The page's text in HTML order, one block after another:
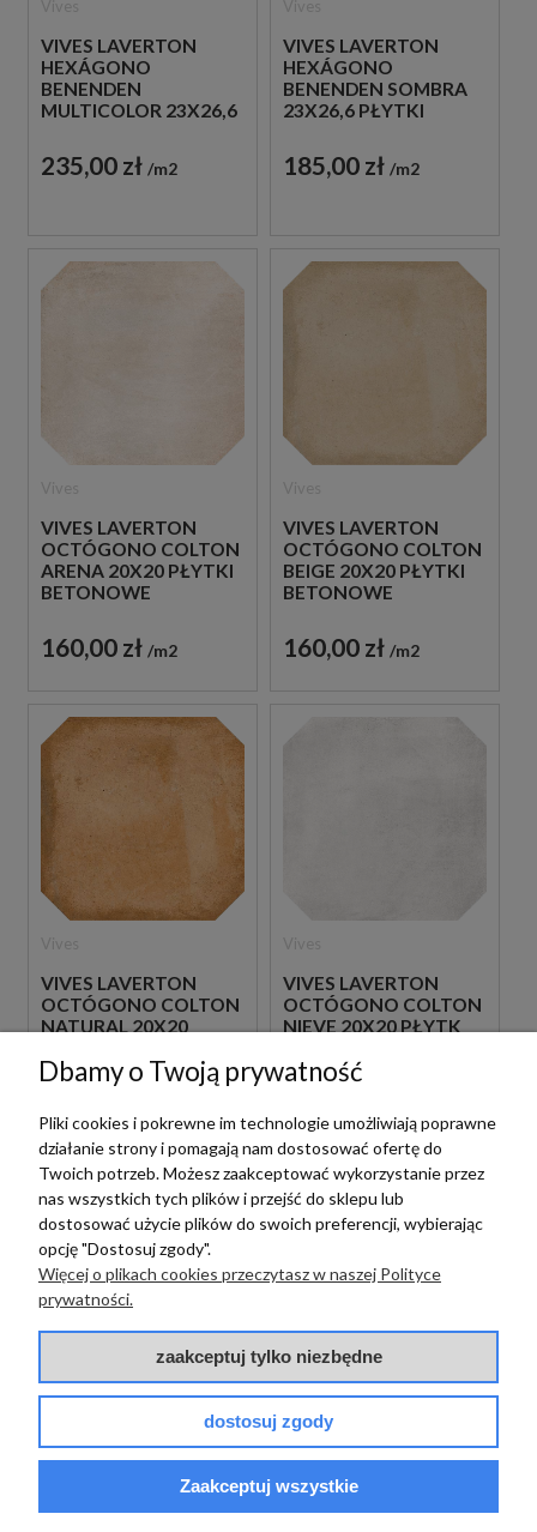
VIVES LAVERTON
HEXÁGONO
BENENDEN
MULTICOLOR 23X26,6
PATCHWORKOWE
GRESOWE
235,00 zł m2
VIVES LAVERTON
HEXÁGONO
BENENDEN SOMBRA
23X26,6 PŁYTKI
GRESOWE
185,00 zł m2
VIVES LAVERTON
OCTÓGONO COLTON
ARENA 20X20 PŁYTKI
BETONOWE
160,00 zł m2
VIVES LAVERTON
OCTÓGONO COLTON
BEIGE 20X20 PŁYTKI
BETONOWE
160,00 zł m2
VIVES LAVERTON
OCTÓGONO COLTON
NATURAL 20X20
GRESOWE
VIVES LAVERTON
OCTÓGONO COLTON
NIEVE 20X20 PŁYTK
GRESOWE
Vives
OCTÓGONO COLTON
GRIS 20X20 PŁYTKI
Vives
VIVES LAVERTON
OCTÓGONO COLTON
GRAFITO 20X20
PŁYTKI BETONOWE
Dbamy o Twoją prywatność
Pliki cookies i pokrewne im technologie umożliwiają poprawne
działanie strony i pomagają nam dostosować ofertę do
Twoich potrzeb. Możesz zaakceptować wykorzystanie przez
nas wszystkich tych plików i przejść do sklepu lub
dostosować użycie plików do swoich preferencji, wybierając
opcję "Dostosuj zgody".
Więcej o plikach cookies przeczytasz w naszej Polityce
prywatności.
zaakceptuj tylko niezbędne
dostosuj zgody
Zaakceptuj wszystkie